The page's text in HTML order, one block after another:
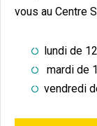
vous au Centre
lundi de
mardi de
vendredi